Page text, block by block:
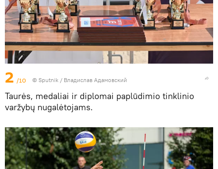
2 /10 © Sputnik / Владислав Адамовский
Taurės, medaliai ir diplomai paplūdimio tinklinio
varžybų nugalėtojams.